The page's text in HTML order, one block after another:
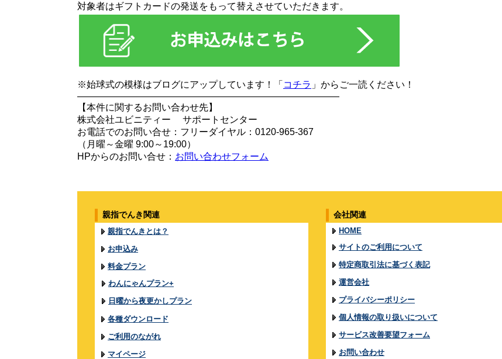
対象者はギフトカードの発送をもって替えさせていただきます。
※始球式の模様はブログにアップしています！「 コチラ 」からご一読ください！
————————————————————————————
【本件に関するお問い合わせ先】
株式会社ユビニティー サポートセンター
お電話でのお問い合せ：フリーダイヤル：0120-965-367
（月曜～金曜 9:00～19:00）
HPからのお問い合せ： お問い合わせフォーム
親指でんき関連
親指でんきとは？
お申込み
料金プラン
わんにゃんプラン+
日曜から夜更かしプラン
各種ダウンロード
ご利用のながれ
マイページ
会社関連
HOME
サイトのご利用について
特定商取引法に基づく表記
運営会社
プライバシーポリシー
個人情報の取り扱いについて
サービス改善要望フォーム
お問い合わせ